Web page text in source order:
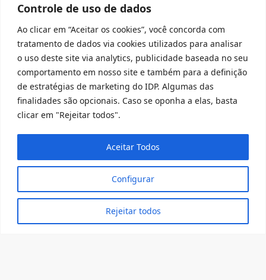
Controle de uso de dados
Ao clicar em “Aceitar os cookies”, você concorda com
tratamento de dados via cookies utilizados para analisar
o uso deste site via analytics, publicidade baseada no seu
comportamento em nosso site e também para a definição
de estratégias de marketing do IDP. Algumas das
finalidades são opcionais. Caso se oponha a elas, basta
clicar em "Rejeitar todos".
Configurar
Rejeitar todos
Aceitar Todos
Olímpia, São Paulo - SP, 04551-000
(61) 3535-6565 - Apenas ligação
(61) 99649-6886 - Apenas whatsapp
central@idp.edu.br
Consulte aqui o cadastro da Instituição no Sistema e-
MEC